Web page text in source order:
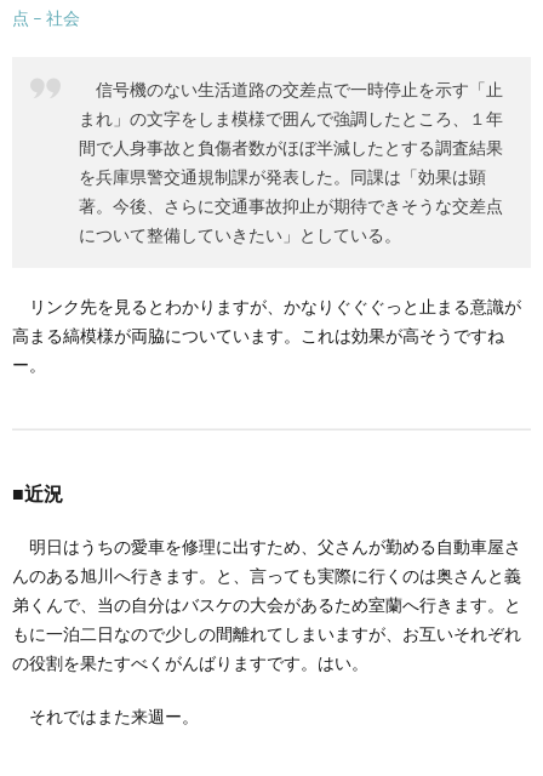
ュー
ス
■近
点 – 社会
信号機のない生活道路の交差点で一時停止を示す「止
まれ」の文字をしま模様で囲んで強調したところ、１年
間で人身事故と負傷者数がほぼ半減したとする調査結果
を兵庫県警交通規制課が発表した。同課は「効果は顕
著。今後、さらに交通事故抑止が期待できそうな交差点
について整備していきたい」としている。
リンク先を見るとわかりますが、かなりぐぐぐっと止まる意識が
高まる縞模様が両脇についています。これは効果が高そうですね
ー。
■近況
明日はうちの愛車を修理に出すため、父さんが勤める自動車屋さ
んのある旭川へ行きます。と、言っても実際に行くのは奥さんと義
弟くんで、当の自分はバスケの大会があるため室蘭へ行きます。と
もに一泊二日なので少しの間離れてしまいますが、お互いそれぞれ
の役割を果たすべくがんばりますです。はい。
それではまた来週ー。